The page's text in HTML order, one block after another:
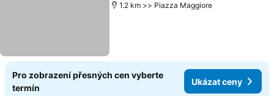
1.2 km >> Piazza Maggiore
Pro zobrazení přesných cen vyberte
termín
Ukázat ceny